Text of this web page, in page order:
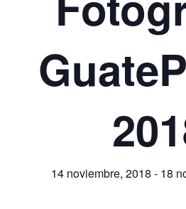
14 noviembre, 2018 - 18